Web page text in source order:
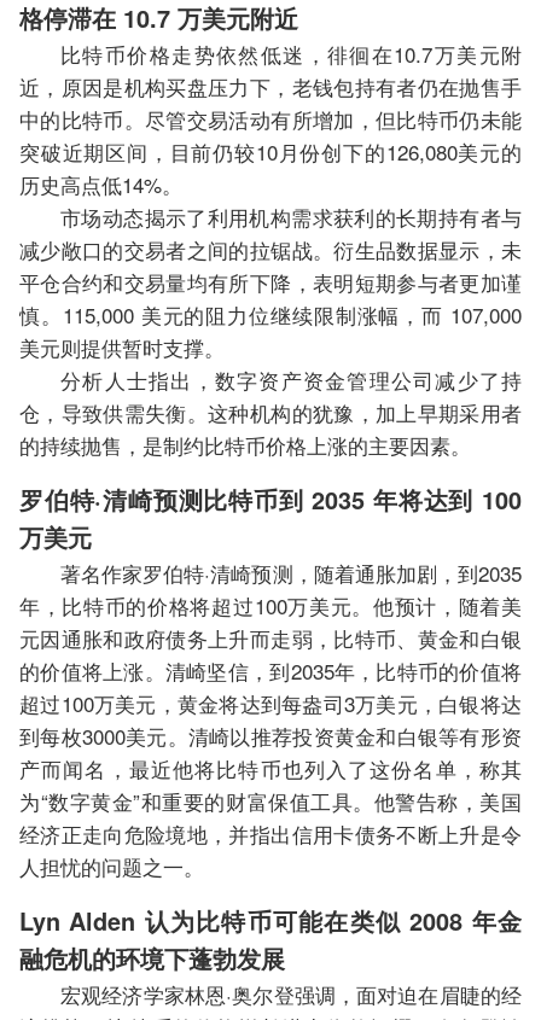
格停滞在 10.7 万美元附近
比特币价格走势依然低迷，徘徊在10.7万美元附
近，原因是机构买盘压力下，老钱包持有者仍在抛售手
中的比特币。尽管交易活动有所增加，但比特币仍未能
突破近期区间，目前仍较10月份创下的126,080美元的
历史高点低14%。
市场动态揭示了利用机构需求获利的长期持有者与
减少敞口的交易者之间的拉锯战。衍生品数据显示，未
平仓合约和交易量均有所下降，表明短期参与者更加谨
慎。115,000 美元的阻力位继续限制涨幅，而 107,000
美元则提供暂时支撑。
分析人士指出，数字资产资金管理公司减少了持
仓，导致供需失衡。这种机构的犹豫，加上早期采用者
的持续抛售，是制约比特币价格上涨的主要因素。
罗伯特·清崎预测比特币到 2035 年将达到 100
万美元
著名作家罗伯特·清崎预测，随着通胀加剧，到2035
年，比特币的价格将超过100万美元。他预计，随着美
元因通胀和政府债务上升而走弱，比特币、黄金和白银
的价值将上涨。清崎坚信，到2035年，比特币的价值将
超过100万美元，黄金将达到每盎司3万美元，白银将达
到每枚3000美元。清崎以推荐投资黄金和白银等有形资
产而闻名，最近他将比特币也列入了这份名单，称其
为“数字黄金”和重要的财富保值工具。他警告称，美国
经济正走向危险境地，并指出信用卡债务不断上升是令
人担忧的问题之一。
Lyn Alden 认为比特币可能在类似 2008 年金
融危机的环境下蓬勃发展
宏观经济学家林恩·奥尔登强调，面对迫在眉睫的经